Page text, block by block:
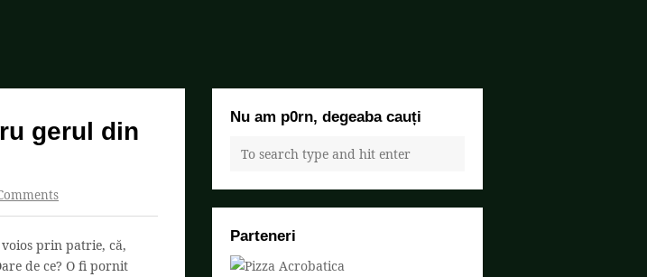
gerul din
prin patrie, că,
de ce? O fi pornit
Nu am p0rn, degeaba cauți
Parteneri